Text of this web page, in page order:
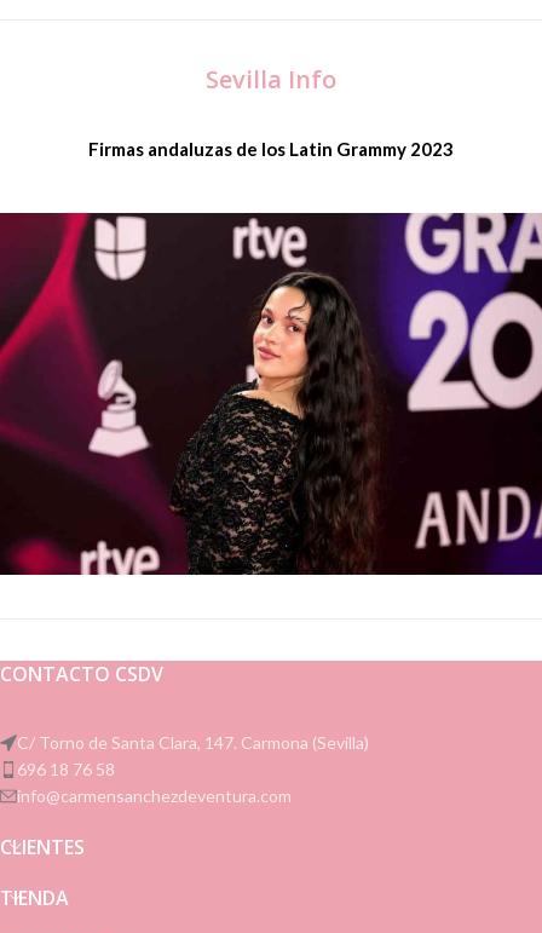
Sevilla Info
Firmas andaluzas de los Latin Grammy 2023
CONTACTO CSDV
C/ Torno de Santa Clara, 147. Carmona (Sevilla)
696 18 76 58
info@carmensanchezdeventura.com
CLIENTES
TIENDA